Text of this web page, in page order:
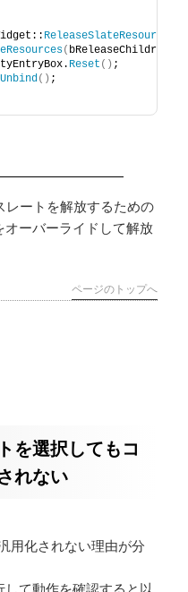
ReleaseSlateResources
( bReleaseChildren
Reset () ;
Unbind() ;
ートを解放するための
オーバーライドして解放
ページのトップへ
を選択してもコ
れない
用化されない理由が分
て動作を確認すると以